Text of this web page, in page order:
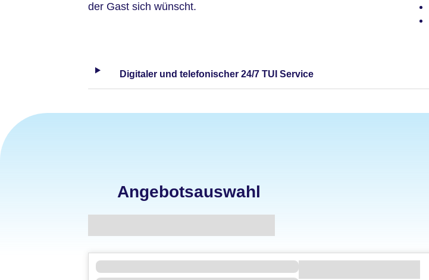
der Gast sich wünscht.
Digitaler und telefonischer 24/7 TUI Service
Angebotsauswahl